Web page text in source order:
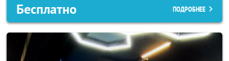
Бесплатно ПОДРОБНЕЕ